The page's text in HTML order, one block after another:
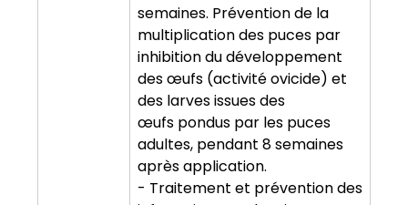
semaines. Prévention de la
multiplication des puces par
inhibition du développement
des œufs (activité ovicide) et
des larves issues des
œufs pondus par les puces
adultes, pendant 8 semaines
après application.
- Traitement et prévention des